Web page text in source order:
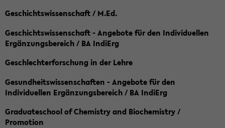
Geschichtswissenschaft / M.Ed.
Geschichtswissenschaft - Angebote für den Individuellen
Ergänzungsbereich / BA IndiErg
Geschlechterforschung in der Lehre
Gesundheitswissenschaften - Angebote für den
Individuellen Ergänzungsbereich / BA IndiErg
Graduateschool of Chemistry and Biochemistry /
Promotion